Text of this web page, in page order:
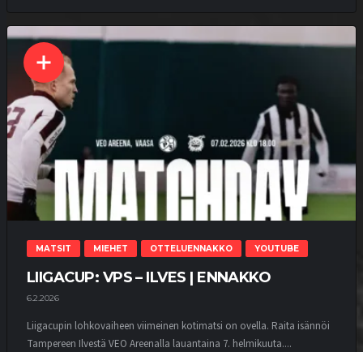
MATSIT MIEHET OTTELUENNAKKO YOUTUBE
LIIGACUP: VPS – ILVES | ENNAKKO
6.2.2026
Liigacupin lohkovaiheen viimeinen kotimatsi on ovella. Raita isännöi
Tampereen Ilvestä VEO Areenalla lauantaina 7. helmikuuta....